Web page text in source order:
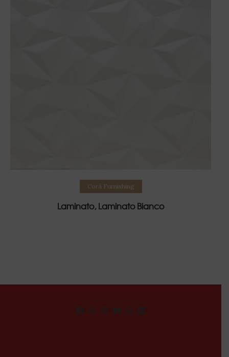
Read more
Corà Furnishing
Laminato, Laminato Bianco
Facebook
Instagram
Pinterest
YouTube
WhatsApp
LinkedIn